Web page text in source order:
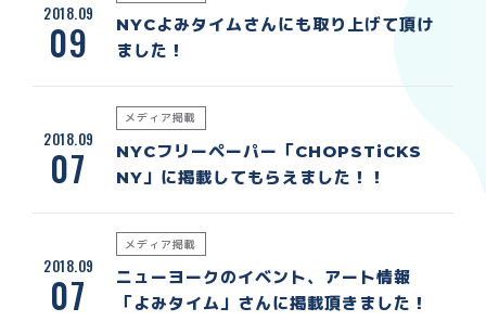
2018.09
09
NYCよみタイムさんにも取り上げて頂け
ました！
2018.09
07
メディア掲載
NYCフリーペーパー「CHOPSTiCKS
NY」に掲載してもらえました！！
2018.09
07
メディア掲載
ニューヨークのイベント、アート情報
「よみタイム」さんに掲載頂きました！